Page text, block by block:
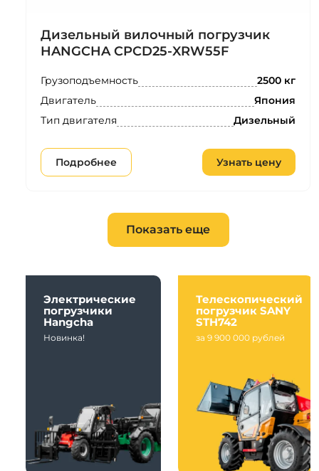
Дизельный вилочный погрузчик
HANGCHA CPCD25-XRW55F
Грузоподъемность 2500 кг
Двигатель Япония
Тип двигателя Дизельный
Подробнее Узнать цену
Показать еще
Электрические
погрузчики
Hangcha
Новинка!
Телескопический
погрузчик SANY
STH742
за 9 900 000 рублей